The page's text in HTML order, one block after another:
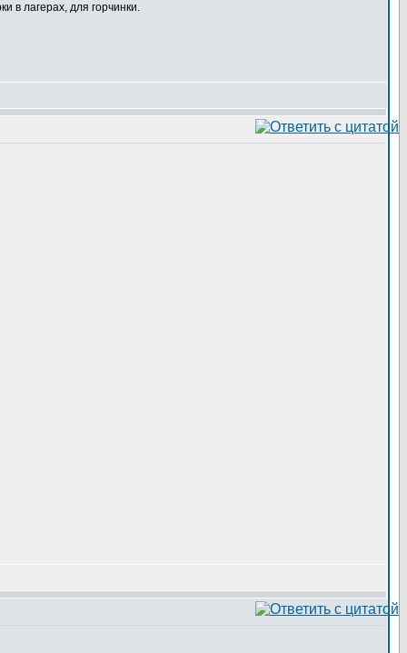
в лагерах, для горчинки.